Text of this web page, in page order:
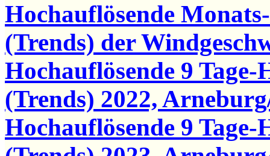
Hochauflösende
(Trends) der
Hochauflösende 9
(Trends) 2022,
Hochauflösende 9